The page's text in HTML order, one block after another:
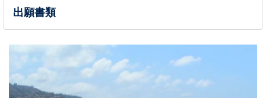
出願書類